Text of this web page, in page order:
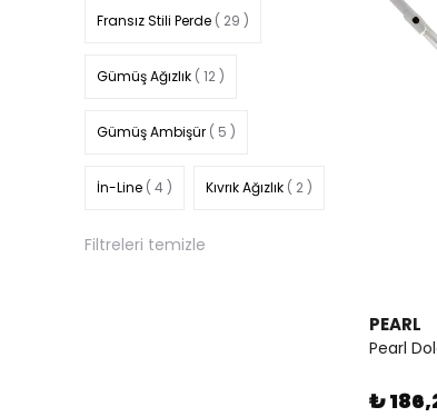
Fransız Stili Perde ( 29 )
Gümüş Ağızlık ( 12 )
Gümüş Ambişür ( 5 )
İn-Line ( 4 ) Kıvrık Ağızlık ( 2 )
Orta Seviye( 13 )
Filtreleri temizle
PEARL
Pearl
₺